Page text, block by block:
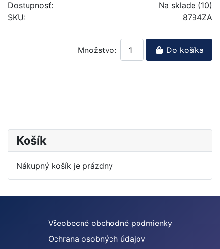
Dostupnosť:
Na sklade (10)
SKU:
8794ZA
Množstvo: Do košíka
Košík
Nákupný košík je prázdny
Všeobecné obchodné podmienky
Ochrana osobných údajov